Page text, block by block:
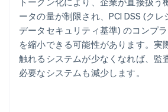
ータの量が制限され、PCI DSS (ク
データセキュリティ基準) のコンプ
を縮小できる可能性があります。実
触れるシステムが少なくなれば、監
必要なシステムも減少します。